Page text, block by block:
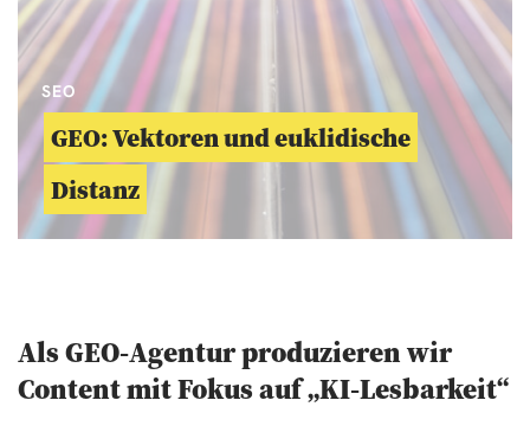
SEO
GEO: Vektoren und euklidische
Distanz
Als GEO-Agentur produzieren wir
Content mit Fokus auf „KI-Lesbarkeit“